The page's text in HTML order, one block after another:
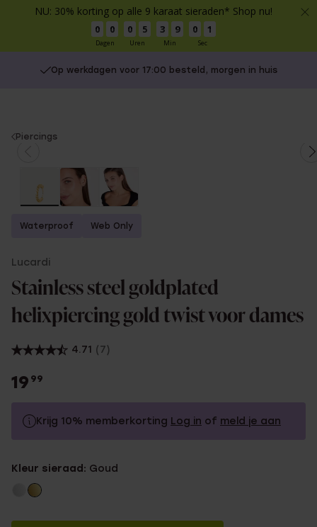
NU: 30% korting op alle 9 karaat sieraden* Shop nu!
0 0
Dagen
0 5
Uren
3 9
Min
0 1
Sec
Op werkdagen voor 17:00 besteld, morgen in huis
You
Piercings
Waterproof Web Only
Lucardi
Stainless steel goldplated
helixpiercing gold twist voor dames
4.71 (7)
19 99
Krijg 10% memberkorting Log in of meld je aan
Zonder memberkorting
Kleur sieraad: Goud